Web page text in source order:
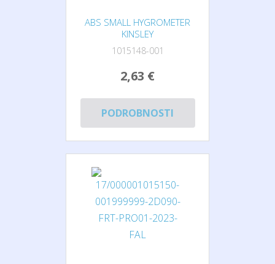
ABS SMALL HYGROMETER
KINSLEY
1015148-001
2,63 €
PODROBNOSTI